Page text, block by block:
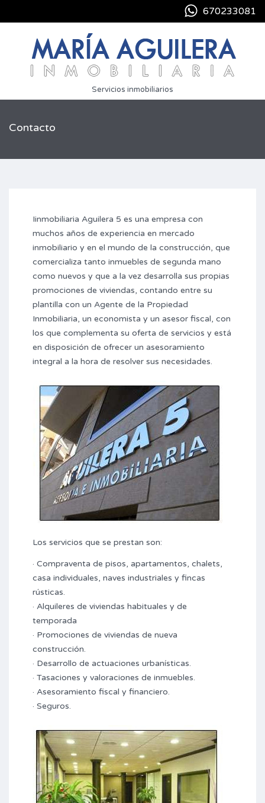
670233081
Servicios inmobiliarios
Contacto
Iinmobiliaria Aguilera 5 es una empresa con
muchos años de experiencia en mercado
inmobiliario y en el mundo de la construcción, que
comercializa tanto inmuebles de segunda mano
como nuevos y que a la vez desarrolla sus propias
promociones de viviendas, contando entre su
plantilla con un Agente de la Propiedad
Inmobiliaria, un economista y un asesor fiscal, con
los que complementa su oferta de servicios y está
en disposición de ofrecer un asesoramiento
integral a la hora de resolver sus necesidades.
Los servicios que se prestan son:
· Compraventa de pisos, apartamentos, chalets,
casa individuales, naves industriales y fincas
rústicas.
· Alquileres de viviendas habituales y de
temporada
· Promociones de viviendas de nueva
construcción.
· Desarrollo de actuaciones urbanísticas.
· Tasaciones y valoraciones de inmuebles.
· Asesoramiento fiscal y financiero.
· Seguros.